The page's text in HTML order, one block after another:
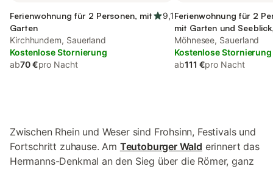
Ferienwohnung für 2 Personen, mit
Garten
9,1
Kirchhundem, Sauerland
Kostenlose Stornierung
ab70 €pro Nacht
Ferienwohnung für 2
mit Garten und
Haustier
Möhnesee, Sauerland
Kostenlose Stornierung
ab111 €pro Nacht
Zwischen Rhein und Weser sind Frohsinn, Festivals und
Fortschritt zuhause. Am Teutoburger Wald erinnert das
Hermanns-Denkmal an den Sieg über die Römer, ganz